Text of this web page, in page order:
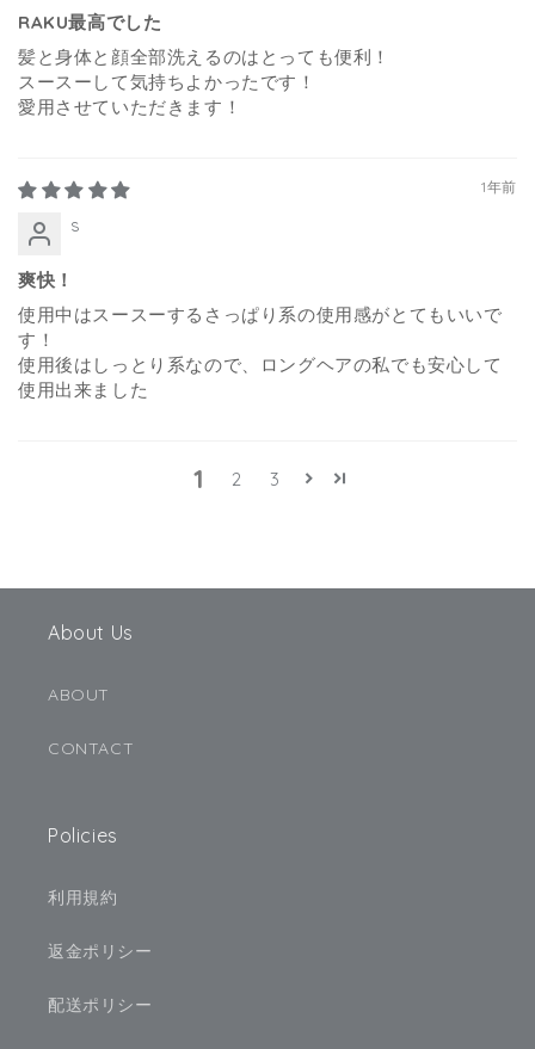
RAKU最高でした
髪と身体と顔全部洗えるのはとっても便利！
スースーして気持ちよかったです！
愛用させていただきます！
1年前
s
爽快！
使用中はスースーするさっぱり系の使用感がとてもいいで
す！
使用後はしっとり系なので、ロングヘアの私でも安心して
使用出来ました
1 2 3
About Us
ABOUT
CONTACT
Policies
利用規約
返金ポリシー
配送ポリシー